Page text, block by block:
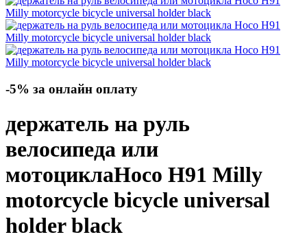
-5% за онлайн оплату
держатель на руль
велосипеда или
мотоциклаHoco H91 Milly
motorcycle bicycle universal
holderblack